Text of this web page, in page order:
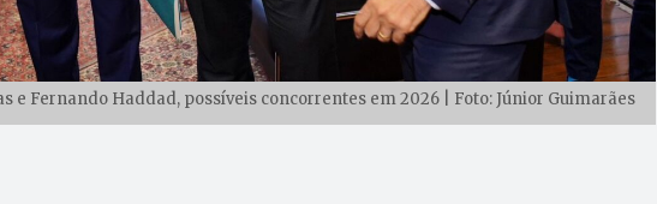
e Fernando Haddad, possíveis concorrentes em 2026 | Foto: Júnior Guimarães